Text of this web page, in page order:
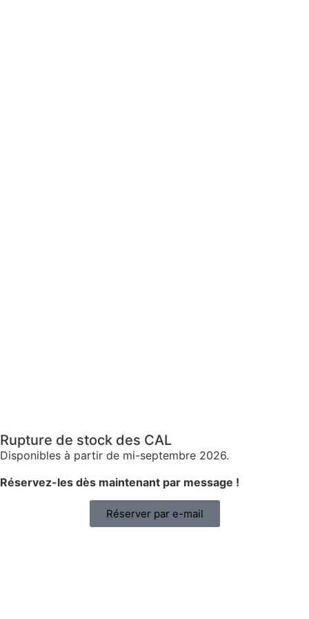
Rupture de stock des CAL
Disponibles à partir de mi-septembre 2026.
Réservez-les dès maintenant par message !
Réserver par e-mail